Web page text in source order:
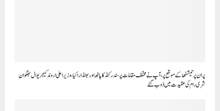
پران پرتیشٹھا کے موقع پر، آپ نے مختلف مقامات پر سندر کنڈ کا پاٹھ اور بھنڈارا کیا، وزیر اعلی اروند کیجریوال بھگوان
شری رام کی عقیدت میں ڈوب گئے